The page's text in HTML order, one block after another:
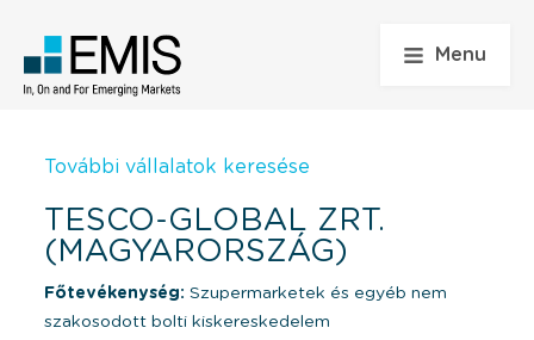
Menu
További vállalatok keresése
TESCO-GLOBAL ZRT.
(MAGYARORSZÁG)
Főtevékenység: Szupermarketek és egyéb nem
szakosodott bolti kiskereskedelem